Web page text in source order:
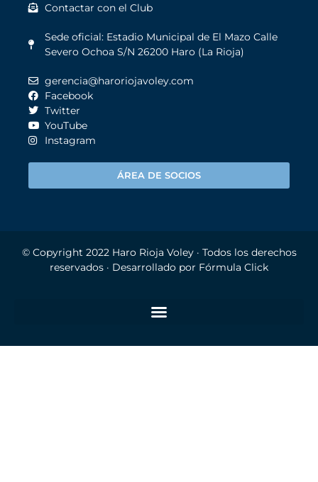
Contactar con el Club
Sede oficial: Estadio Municipal de El Mazo Calle
Severo Ochoa S/N 26200 Haro (La Rioja)
gerencia@haroriojavoley.com
Facebook
Twitter
YouTube
Instagram
ÁREA DE SOCIOS
© Copyright 2022 Haro Rioja Voley· Todos los derechos
reservados · Desarrollado por Fórmula Click